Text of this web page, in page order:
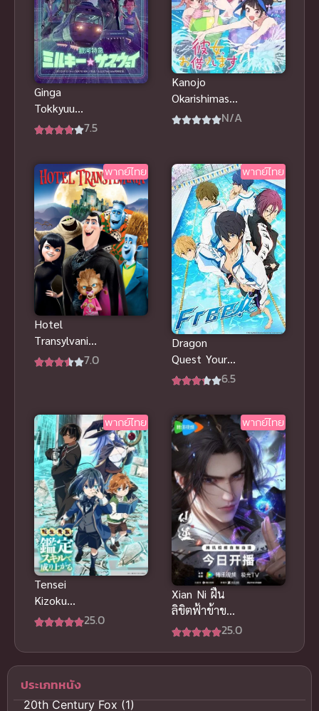
Ginga
Tokkyuu
Milky☆Subwa
เอ็กซ์เพรส มิล
กี้ ซับเวย์
7.5
Kanojo
Okarishimasu
Season 4 สะ
N/A
พากย์ไทย
Hotel
Transylvania
2012 โรงแรม
ฮิต
7.0
พากย์ไทย
Dragon
Quest Your
Story ดราก้อน
ไทย
6.5
พากย์ไทย
Tensei
Kizoku
Kantei Skill
ซับไทย
25.0
พากย์ไทย
Xian Ni ฝืน
ลิขิตฟ้าข้าขอ
เป็นเซียน ซับ
25.0
ประเภทหนัง
20th Century Fox(1)